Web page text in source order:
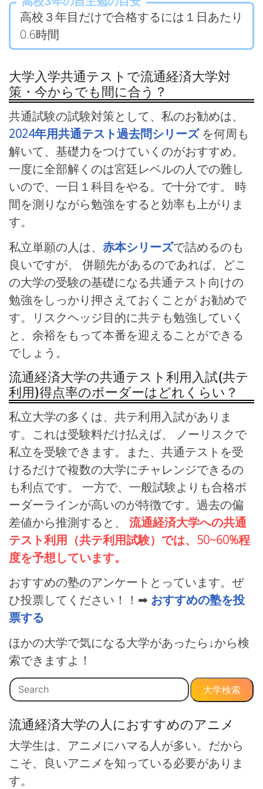
高校３年目だけで合格するには１日あたり
0.6時間
大学入学共通テストで流通経済大学対
策・今からでも間に合う？
共通試験の試験対策として、私のお勧めは、
2024年用共通テスト過去問シリーズを何周も
解いて、基礎力をつけていくのがおすすめ。
一度に全部解くのは宮廷レベルの人での難し
いので、一日１科目をやる。で十分です。 時
間を測りながら勉強をすると効率も上がりま
す。
私立単願の人は、 赤本シリーズで詰めるのも
良いですが、 併願先があるのであれば、どこ
の大学の受験の基礎になる共通テスト向けの
勉強をしっかり押さえておくことが お勧めで
す。リスクヘッジ目的に共テも勉強していく
と、余裕をもって本番を迎えることができる
でしょう。
流通経済大学の共通テスト利用入試(共テ
利用)得点率のボーダーはどれくらい？
私立大学の多くは、共テ利用入試がありま
す。これは受験料だけ払えば、 ノーリスクで
私立を受験できます。また、共通テストを受
けるだけで複数の大学にチャレンジできるの
も利点です。 一方で、一般試験よりも合格ボ
ーダーラインが高いのが特徴です。過去の偏
差値から推測すると、 流通経済大学への共通
テスト利用（共テ利用試験）では、50~60%程
度を予想しています。
おすすめの塾のアンケートとっています。ぜ
ひ投票してください！！➡ おすすめの塾を投
票する
ほかの大学で気になる大学があったら↓から検
索できますよ！
大学検索
流通経済大学の人におすすめのアニメ
大学生は、アニメにハマる人が多い。だから
こそ、良いアニメを知っている必要がありま
す。